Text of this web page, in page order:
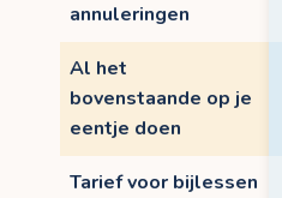
annuleringen
Al het
bovenstaande op je
eentje doen
Tarief voor bijlessen